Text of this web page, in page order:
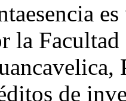
la
de